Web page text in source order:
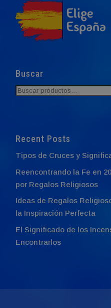
Buscar
Buscar
Recent Posts
Tipos de Cruces y
Reencontrando la Fe en
por Regalos Religiosos
Ideas de Regalos
la Inspiración Perfecta
El Significado de los
Encontrarlos